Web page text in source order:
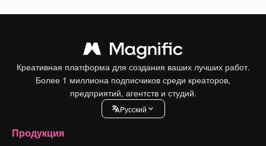
Креативная платформа для создания ваших лучших работ.
Более 1 миллиона подписчиков среди креаторов,
предприятий, агентств и студий.
Pусский
Продукция